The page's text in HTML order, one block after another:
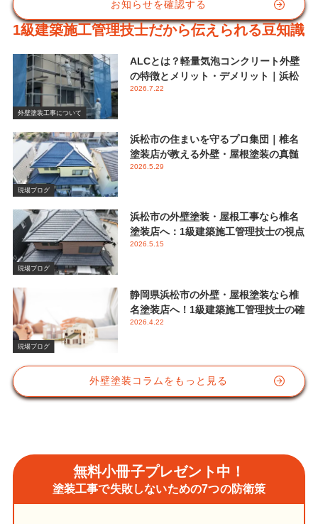
お知らせを確認する
1級建築施工管理技士だから伝えられる豆知識
外壁塗装工事について
ALCとは？軽量気泡コンクリート外壁
の特徴とメリット・デメリット｜浜松
市 椎名塗装店
2026.7.22
現場ブログ
浜松市の住まいを守るプロ集団｜椎名
塗装店が教える外壁・屋根塗装の真髄
と失敗しない業者選び
2026.5.29
現場ブログ
浜松市の外壁塗装・屋根工事なら椎名
塗装店へ：1級建築施工管理技士の視点
で伝える後悔しないメンテナンス
2026.5.15
現場ブログ
静岡県浜松市の外壁・屋根塗装なら椎
名塗装店へ！1級建築施工管理技士の確
かな視点と屋根塗装におけるシリコン
2026.4.22
外壁塗装コラムをもっと見る
無料小冊子プレゼント中！
塗装工事で失敗しないための7つの防衛策